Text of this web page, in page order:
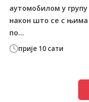
прије 10 сати
аутомобилом у
након што се с њима
по...